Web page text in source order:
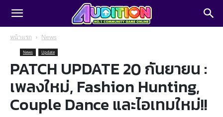
หน้าแรก News
News Update
PATCH UPDATE 20 กันยายน :
เพลงใหม่, Fashion Hunting,
Couple Dance และไอเทมใหม่!!